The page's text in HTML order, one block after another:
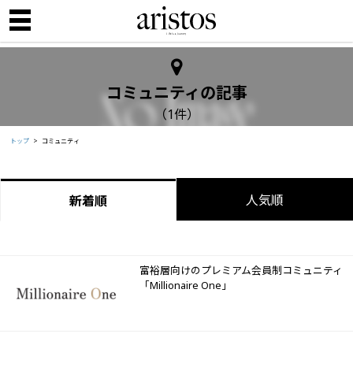
コミュニティの記事
（1件）
トップ コミュニティ
新着順 人気順
富裕層向けのプレミアム会員制コミュニティ
「Millionaire One」